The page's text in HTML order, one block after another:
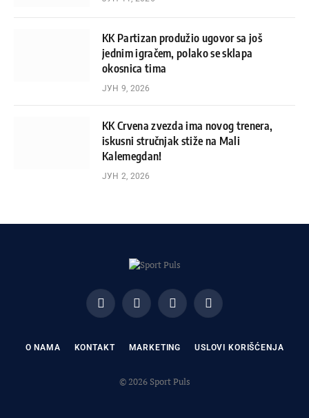
KK Partizan produžio ugovor sa još
jednim igračem, polako se sklapa
okosnica tima
ЈУН 9, 2026
KK Crvena zvezda ima novog trenera,
iskusni stručnjak stiže na Mali
Kalemegdan!
ЈУН 2, 2026
FacebookX
(Twitter)
InstagramPinterest
O NAMA KONTAKT MARKETING USLOVI KORIŠĆENJA
© 2026 Sport Puls